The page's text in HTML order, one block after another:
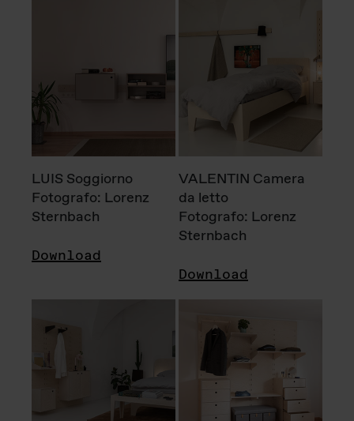
LUIS Soggiorno
Fotografo: Lorenz
Sternbach
Download
VALENTIN Camera
da letto
Fotografo: Lorenz
Sternbach
Download